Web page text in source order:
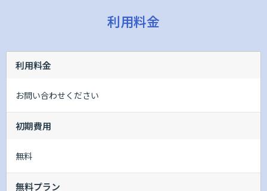
利用料金
利用料金
お問い合わせください
初期費用
無料
無料プラン